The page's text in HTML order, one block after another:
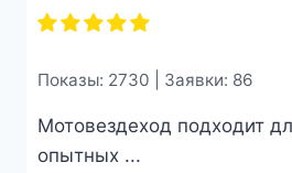
Показы: 2730 | Заявки: 86
Мотовездеход подходит
опытных ...